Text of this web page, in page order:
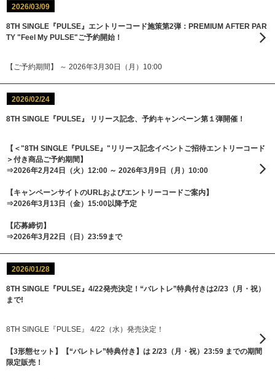
2026/03/09
8TH SINGLE『PULSE』エントリーコード施策第2弾：PREMIUM AFTER PAR
TY "Feel My PULSE"ご予約開始！
【ご予約期間】 ～ 2026年3月30日（月）10:00
2026/02/24
8TH SINGLE『PULSE』 リリース記念、予約キャンペーン第１弾開催！
【＜"8TH SINGLE『PULSE』"リリース記念イベントご招待エントリーコード
＞付き商品ご予約期間】
⇒2026年2月24日（火）12:00 ～ 2026年3月9日（月）10:00
【キャンペーンサイトのURLおよびエントリーコードご案内】
⇒2026年3月13日（金）15:00以降予定
【応募締切】
⇒2026年3月22日（日）23:59まで
2026/01/28
8TH SINGLE『PULSE』4/22発売決定！“バレトレ”特典付きは2/23（月・祝）
まで!
8TH SINGLE『PULSE』 4/22（水）発売決定！
【3形態セット】【“バレトレ”特典付き】は 2/23（月・祝）23:59 までの期間
限定販売！